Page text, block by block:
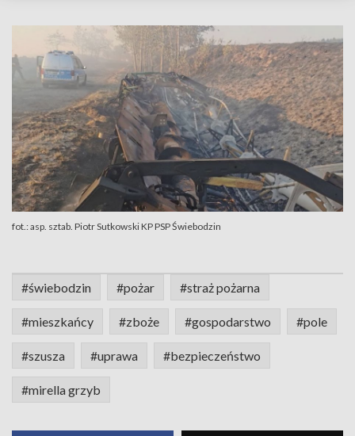
fot.: asp. sztab. Piotr Sutkowski KP PSP Świebodzin
#świebodzin #pożar #straż pożarna
#mieszkańcy #zboże #gospodarstwo #pole
#szusza #uprawa #bezpieczeństwo
#mirella grzyb